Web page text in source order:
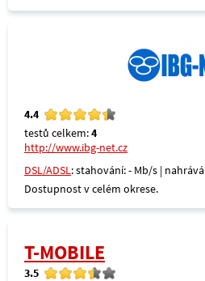
4.4
testů celkem:4
http://www.ibg-net.cz
DSL/ADSL: stahování: - Mb/s |
Dostupnost v celém okrese.
T-MOBILE
3.5